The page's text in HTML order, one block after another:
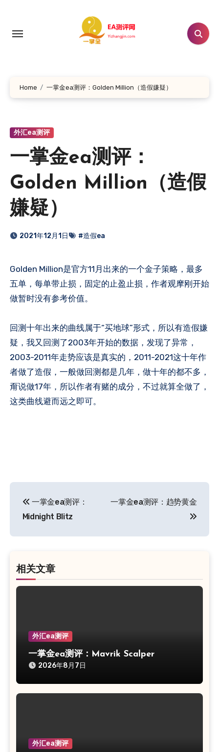
Home 一掌金ea测评：Golden Million（造假嫌疑）
外汇ea测评
一掌金ea测评：
Golden Million（造假
嫌疑）
2021年12月1日 #造假ea
Golden Million是官方11月出来的一个金子策略，最多
五单，每单带止损，固定的止盈止损，作者观摩刚开始
做暂时没有参考价值。
回测十年出来的曲线属于“买地球”形式，所以有造假嫌
疑，我又回测了2003年开始的数据，发现了异常，
2003-2011年走势应该是真实的，2011-2021这十年作
者做了造假，一般做回测都是几年，做十年的都不多，
甭说做17年，所以作者有赌的成分，不过就算全做了，
这类曲线避而远之即可。
章
导
一掌金ea测评：
Midnight Blitz
一掌金ea测评：趋势黄金
相关文章
外汇ea测评
一掌金ea测评：Mavrik Scalper
2026年8月7日
外汇ea测评